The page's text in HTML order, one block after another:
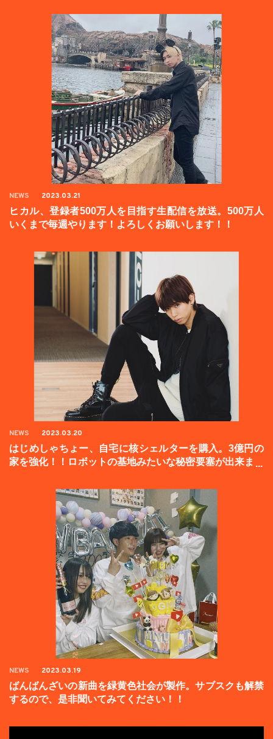
NEWS 2023.03.21
ヒカル、登録者500万人を目指す生配信を放送。500万人
いくまで毎週やります！よろしくお願いします！！
NEWS 2023.03.20
はじめしゃちょー、自宅に核シェルターを購入。3億円の
家を強化！！ロボットの基地みたいな秘密要塞が出来まし
NEWS 2023.03.19
ばんばんざいの新曲を緑黄色社会が製作。サブスクも解禁
するので、是非聞いてみてください！！